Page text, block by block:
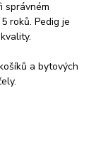
správném
roků. Pedig je
a bytových